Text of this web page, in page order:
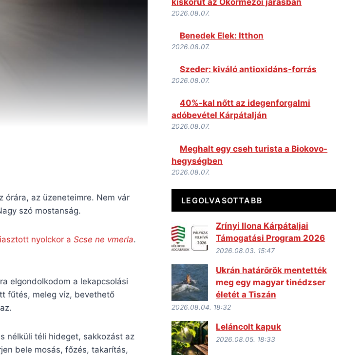
órára, az üzeneteimre. Nem vár
szó mostanság.
nyolckor a Scse ne vmerla.
elgondolkodom a lekapcsolási
fűtés, meleg víz, bevethető
nélküli téli hideget, sakkozást az
bele mosás, főzés, takarítás,
2026.08.07.
Benedek Elek: Itthon
2026.08.07.
Szeder: kiváló antioxidáns-forrás
2026.08.07.
40%-kal nőtt az idegenforgalmi
adóbevétel Kárpátalján
2026.08.07.
Meghalt egy cseh turista a Biokovo-
hegységben
2026.08.07.
LEGOLVASOTTABB
Zrínyi Ilona Kárpátaljai
Támogatási Program 2026
2026.08.03. 15:47
Ukrán határőrök mentették
meg egy magyar tinédzser
életét a Tiszán
2026.08.04. 18:32
Leláncolt kapuk
2026.08.05. 18:33